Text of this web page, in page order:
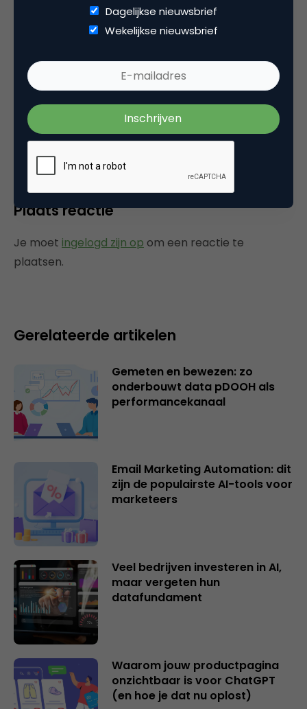
Data Analytics
Tags
mediabestedingen, web analytics
Plaats reactie
Je moet ingelogd zijn op om een reactie te
plaatsen.
Gerelateerde artikelen
Gemeten en bewezen: zo
onderbouwt data pDOOH als
performancekanaal
Email Marketing Automation: dit
zijn de populairste AI-tools voor
marketeers
Veel bedrijven investeren in AI,
maar vergeten hun
datafundament
Waarom jouw productpagina
onzichtbaar is voor ChatGPT
(en hoe je dat nu oplost)
Dagelijkse nieuwsbrief
Wekelijkse nieuwsbrief